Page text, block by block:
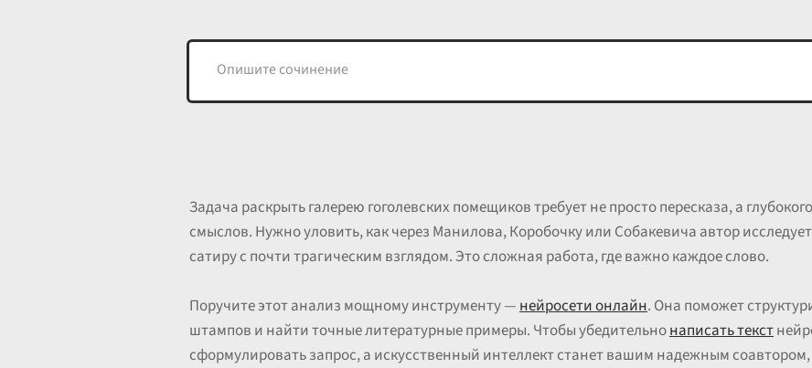
Задача раскрыть галерею гоголевских помещиков требует не просто пересказа, а
смыслов. Нужно уловить, как через Манилова, Коробочку или Собакевича автор
сатиру с почти трагическим взглядом. Это сложная работа, где важно каждое слово.
Поручите этот анализ мощному инструменту —нейросети онлайн. Она поможет
штампов и найти точные литературные примеры. Чтобы убедительнонаписать текст
сформулировать запрос, а искусственный интеллект станет вашим надежным